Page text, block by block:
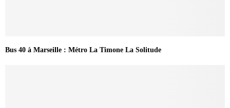
Bus 40 à Marseille : Métro La Timone La Solitude